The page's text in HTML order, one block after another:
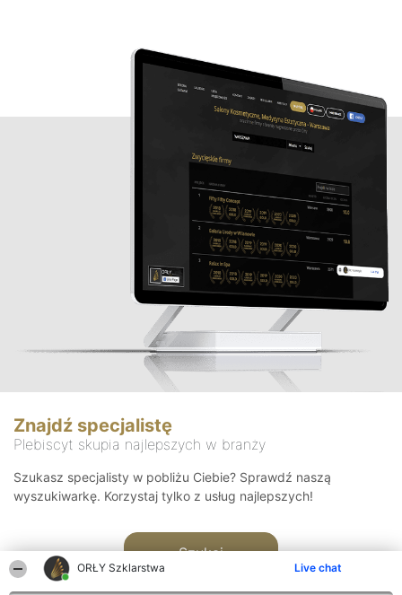
ORŁY Szklarstwa Live chat
Znajdź specjalistę
Plebiscyt skupia najlepszych w branży
Szukasz specjalisty w pobliżu Ciebie? Sprawdź naszą
wyszukiwarkę. Korzystaj tylko z usług najlepszych!
Szukaj